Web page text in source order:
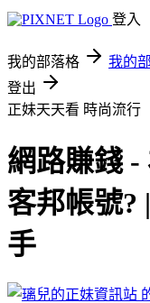
登入
我的部落格 我的
登出
正妹天天看 時尚流行
網路賺錢 -
客邦帳號?
手